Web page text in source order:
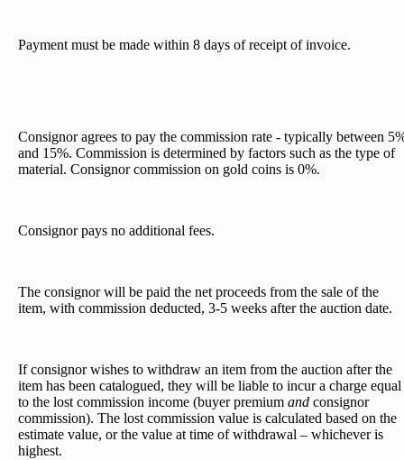
Payment must be made within 8 days of receipt of invoice.
Consignor agrees to pay the commission rate - typically between
and 15%. Commission is determined by factors such as the type of
material. Consignor commission on gold coins is 0%.
Consignor pays no additional fees.
The consignor will be paid the net proceeds from the sale of the
item, with commission deducted, 3-5 weeks after the auction date.
If consignor wishes to withdraw an item from the auction after the
item has been catalogued, they will be liable to incur a charge equal
to the lost commission income (buyer premium and consignor
commission). The lost commission value is calculated based on the
estimate value, or the value at time of withdrawal – whichever is
highest.